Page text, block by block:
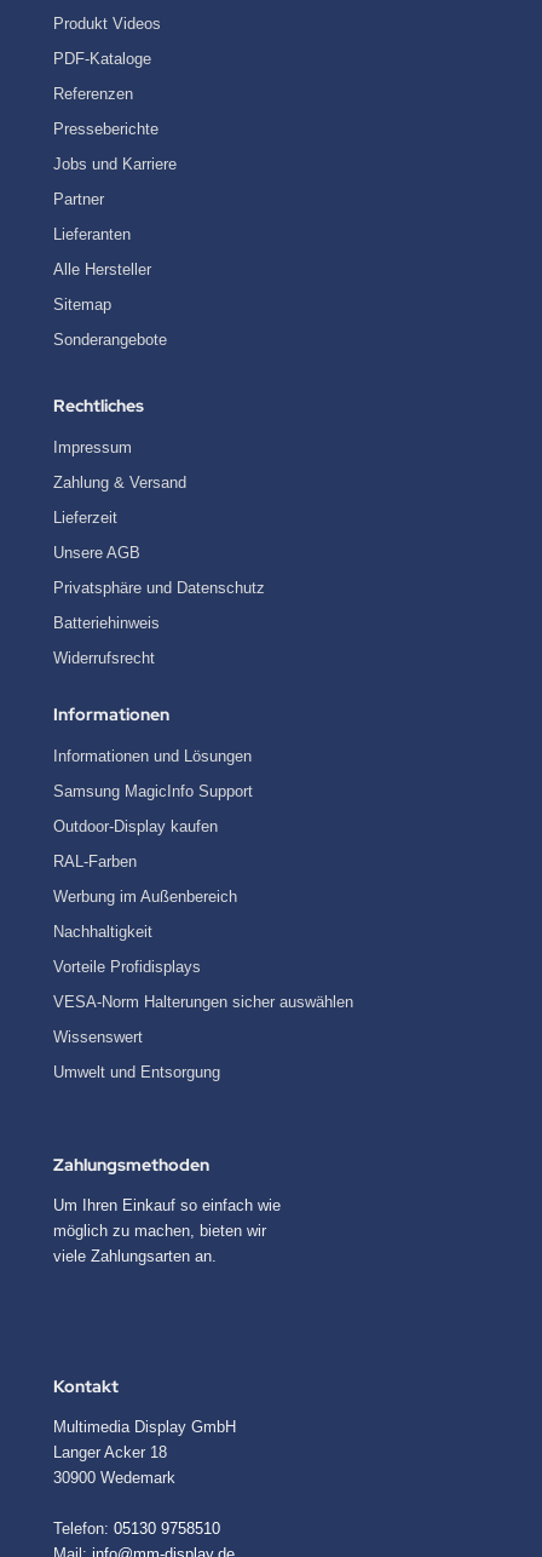
Produkt Videos
PDF-Kataloge
Referenzen
Presseberichte
Jobs und Karriere
Partner
Lieferanten
Alle Hersteller
Sitemap
Sonderangebote
Rechtliches
Impressum
Zahlung & Versand
Lieferzeit
Unsere AGB
Privatsphäre und Datenschutz
Batteriehinweis
Widerrufsrecht
Informationen
Informationen und Lösungen
Samsung MagicInfo Support
Outdoor-Display kaufen
RAL-Farben
Werbung im Außenbereich
Nachhaltigkeit
Vorteile Profidisplays
VESA-Norm Halterungen sicher auswählen
Wissenswert
Umwelt und Entsorgung
Zahlungsmethoden
Um Ihren Einkauf so einfach wie
möglich zu machen, bieten wir
viele Zahlungsarten an.
Kontakt
Multimedia Display GmbH
Langer Acker 18
30900 Wedemark
Telefon: 05130 9758510